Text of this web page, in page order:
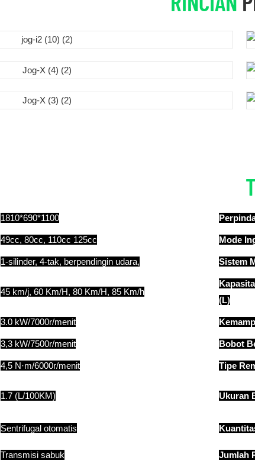
1810*690*1100
49cc, 80cc, 110cc 125cc Mode
1-silinder, 4-tak, berpendingin udara, Sistem
45 km/j, 60 Km/H, 80 Km/H, 85 Km/h
(L)
3.0 kW/7000r/menit
3,3 kW/7500r/menit Bobot
4,5 N·m/6000r/menit Tipe
1.7 (L/100KM) Ukuran
Sentrifugal otomatis
Transmisi sabuk Jumlah